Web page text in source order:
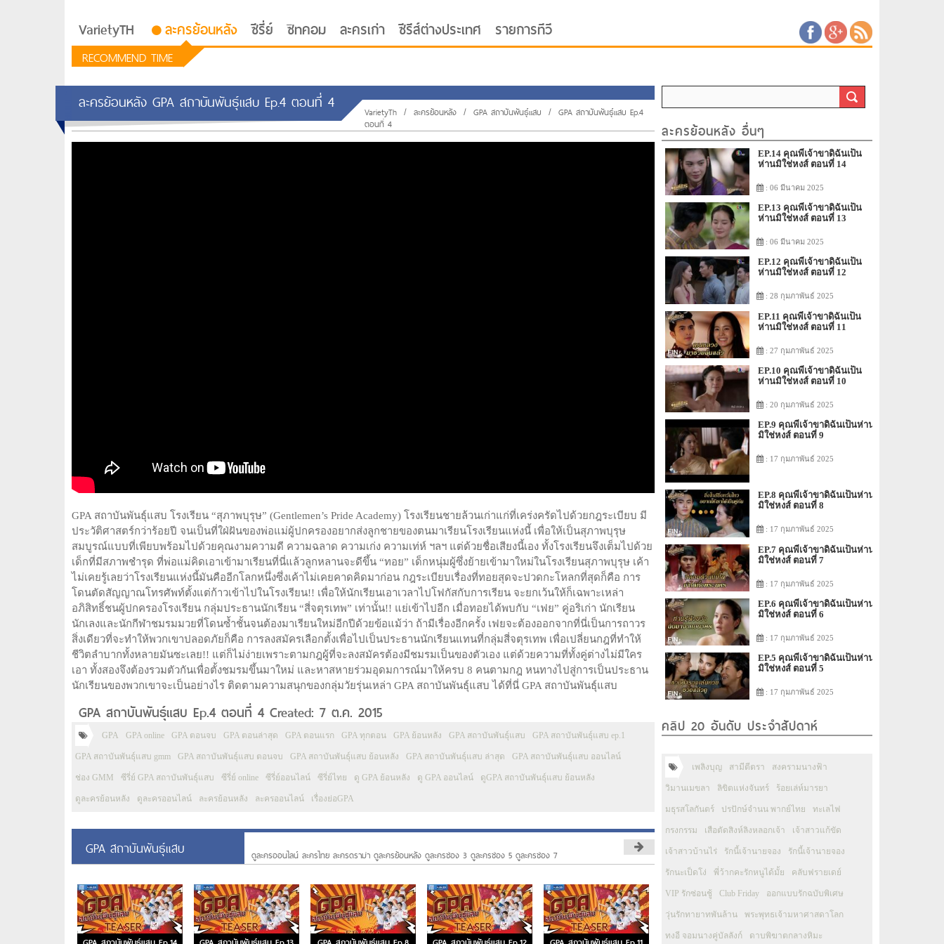
VarietyTH ละครย้อนหลัง ซีรี่ย์ ซิทคอม ละครเก่า ซีรีส์ต่างประเทศ รายการทีวี
RECOMMEND TIME
รักอยู่ประตูถัดไป
ละครย้อนหลัง GPA สถาบันพันธุ์แสบ Ep.4 ตอนที่ 4 VarietyTh / ละครย้อนหลัง / GPA สถาบันพันธุ์แสบ / GPA สถาบันพันธุ์แสบ Ep.4
ตอนที่ 4
GPA สถาบันพันธุ์แสบ โรงเรียน “สุภาพบุรุษ” (Gentlemen’s Pride Academy) โรงเรียนชายล้วนเก่าแก่ที่เคร่งครัดไปด้วยกฎระเบียบ มี
ประวัติศาสตร์กว่าร้อยปี จนเป็นที่ใฝ่ฝันของพ่อแม่ผู้ปกครองอยากส่งลูกชายของตนมาเรียนโรงเรียนแห่งนี้ เพื่อให้เป็นสุภาพบุรุษ
สมบูรณ์แบบที่เพียบพร้อมไปด้วยคุณงามความดี ความฉลาด ความเก่ง ความเท่ห์ ฯลฯ แต่ด้วยชื่อเสียงนี้เอง ทั้งโรงเรียนจึงเต็มไปด้วย
เด็กที่มีสภาพชำรุด ที่พ่อแม่คิดเอาเข้ามาเรียนที่นี่แล้วลูกหลานจะดีขึ้น “ทอย” เด็กหนุ่มผู้ซึ่งย้ายเข้ามาใหม่ในโรงเรียนสุภาพบุรุษ เค้า
ไม่เคยรู้เลยว่าโรงเรียนแห่งนี้มันคืออีกโลกหนึ่งซึ่งเค้าไม่เคยคาดคิดมาก่อน กฎระเบียบเรื่องที่ทอยสุดจะปวดกะโหลกที่สุดก็คือ การ
โดนตัดสัญญาณโทรศัพท์ตั้งแต่ก้าวเข้าไปในโรงเรียน!! เพื่อให้นักเรียนเอาเวลาไปโฟกัสกับการเรียน จะยกเว้นให้ก็เฉพาะเหล่า
อภิสิทธิ์ชนผู้ปกครองโรงเรียน กลุ่มประธานนักเรียน “สี่จตุรเทพ” เท่านั้น!! แย่เข้าไปอีก เมื่อทอยได้พบกับ “เฟย” คู่อริเก่า นักเรียน
นักเลงและนักกีฬาชมรมมวยที่โดนซ้ำชั้นจนต้องมาเรียนใหม่อีกปีด้วยข้อแม้ว่า ถ้ามีเรื่องอีกครั้ง เฟยจะต้องออกจากที่นี่เป็นการถาวร
สิ่งเดียวที่จะทำให้พวกเขาปลอดภัยก็คือ การลงสมัครเลือกตั้งเพื่อไปเป็นประธานนักเรียนแทนที่กลุ่มสี่จตุรเทพ เพื่อเปลี่ยนกฎที่ทำให้
ชีวิตลำบากทั้งหลายมันซะเลย!! แต่ก็ไม่ง่ายเพราะตามกฎผู้ที่จะลงสมัครต้องมีชมรมเป็นของตัวเอง แต่ด้วยความที่ทั้งคู่ต่างไม่มีใคร
เอา ทั้งสองจึงต้องรวมตัวกันเพื่อตั้งชมรมขึ้นมาใหม่ และหาสหายร่วมอุดมการณ์มาให้ครบ 8 คนตามกฎ หนทางไปสู่การเป็นประธาน
นักเรียนของพวกเขาจะเป็นอย่างไร ติดตามความสนุกของกลุ่มวัยรุ่นเหล่า GPA สถาบันพันธุ์แสบ ได้ที่นี่ GPA สถาบันพันธุ์แสบ
GPA สถาบันพันธุ์แสบ Ep.4 ตอนที่ 4 Created: 7 ต.ค. 2015
GPA GPA online GPA ตอนจบ GPA ตอนล่าสุด GPA ตอนแรก GPA ทุกตอน GPA ย้อนหลัง GPA สถาบันพันธุ์แสบ GPA สถาบันพันธุ์แสบ ep.1
GPA สถาบันพันธุ์แสบ gmm GPA สถาบันพันธุ์แสบ ตอนจบ GPA สถาบันพันธุ์แสบ ย้อนหลัง GPA สถาบันพันธุ์แสบ ล่าสุด GPA สถาบันพันธุ์แสบ ออนไลน์
ช่อง GMM ซีรี่ย์ GPA สถาบันพันธุ์แสบ ซีรี่ย์ online ซีรี่ย์ออนไลน์ ซีรี่ย์ไทย ดู GPA ย้อนหลัง ดู GPA ออนไลน์ ดูGPA สถาบันพันธุ์แสบ ย้อนหลัง
ดูละครย้อนหลัง ดูละครออนไลน์ ละครย้อนหลัง ละครออนไลน์ เรื่องย่อGPA
GPA สถาบันพันธุ์แสบ ดูละครออนไลน์ ละครไทย ละครดราม่า ดูละครย้อนหลัง ดูละครช่อง 3 ดูละครช่อง 5 ดูละครช่อง 7
ละครย้อนหลัง อื่นๆ
EP.14 คุณพี่เจ้าขาดิฉันเป็น
ห่านมิใช่หงส์ ตอนที่ 14
: 06 มีนาคม 2025
EP.13 คุณพี่เจ้าขาดิฉันเป็น
ห่านมิใช่หงส์ ตอนที่ 13
: 06 มีนาคม 2025
EP.12 คุณพี่เจ้าขาดิฉันเป็น
ห่านมิใช่หงส์ ตอนที่ 12
: 28 กุมภาพันธ์ 2025
EP.11 คุณพี่เจ้าขาดิฉันเป็น
ห่านมิใช่หงส์ ตอนที่ 11
: 27 กุมภาพันธ์ 2025
EP.10 คุณพี่เจ้าขาดิฉันเป็น
ห่านมิใช่หงส์ ตอนที่ 10
: 20 กุมภาพันธ์ 2025
EP.9 คุณพี่เจ้าขาดิฉันเป็นห่าน
มิใช่หงส์ ตอนที่ 9
: 17 กุมภาพันธ์ 2025
EP.8 คุณพี่เจ้าขาดิฉันเป็นห่าน
มิใช่หงส์ ตอนที่ 8
: 17 กุมภาพันธ์ 2025
EP.7 คุณพี่เจ้าขาดิฉันเป็นห่าน
มิใช่หงส์ ตอนที่ 7
: 17 กุมภาพันธ์ 2025
EP.6 คุณพี่เจ้าขาดิฉันเป็นห่าน
มิใช่หงส์ ตอนที่ 6
: 17 กุมภาพันธ์ 2025
EP.5 คุณพี่เจ้าขาดิฉันเป็นห่าน
มิใช่หงส์ ตอนที่ 5
: 17 กุมภาพันธ์ 2025
คลิป 20 อันดับ ประจำสัปดาห์
เพลิงบุญ สามีตีตรา สงครามนางฟ้า
วิมานเมขลา ลิขิตแห่งจันทร์ ร้อยเล่ห์มารยา
มธุรสโลกันตร์ ปรปักษ์จำนน พากย์ไทย ทะเลไฟ
กรงกรรม เสือตัดสิงห์ลิงหลอกเจ้า เจ้าสาวแก้ขัด
เจ้าสาวบ้านไร่ รักนี้เจ้านายจอง รักนี้เจ้านายจอง
รักนะเป็ดโง่ พี่ว้ากคะรักหนูได้มั้ย คลับฟรายเดย์
VIP รักซ่อนชู้ Club Friday ออกแบบรักฉบับพิเศษ
วุ่นรักทายาทพันล้าน พระพุทธเจ้ามหาศาสดาโลก
ทงอี จอมนางคู่บัลลังก์ ดาบพิฆาตกลางหิมะ